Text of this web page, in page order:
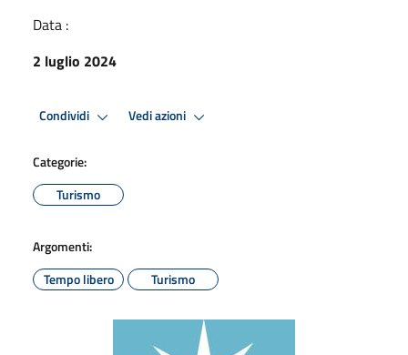
Data :
2 luglio 2024
Condividi Vedi azioni
Categorie:
Turismo
Argomenti:
Tempo libero
Turismo